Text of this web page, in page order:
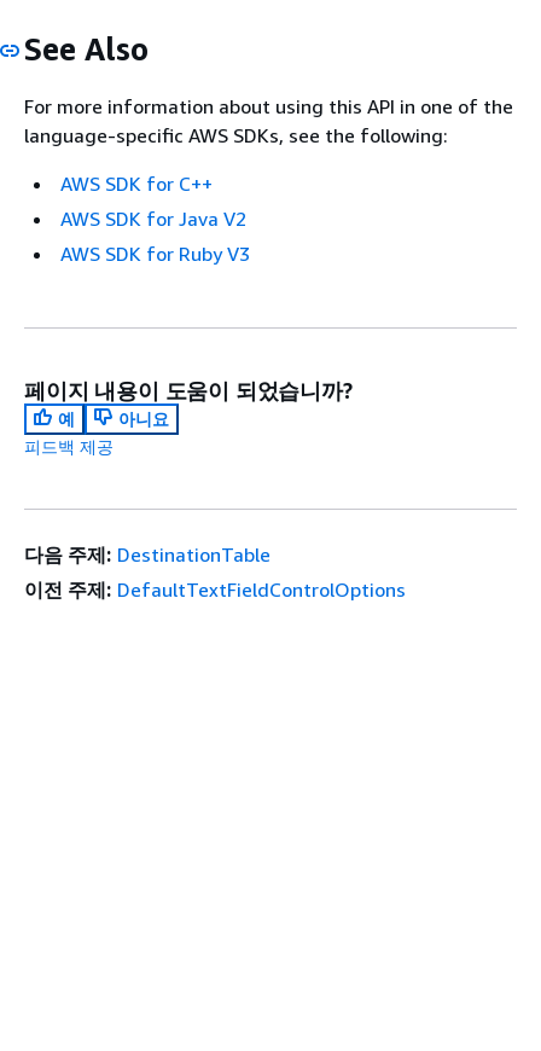
See Also
For more information about using this API in one of the
language-specific AWS SDKs, see the following:
AWS SDK for C++
AWS SDK for Java V2
AWS SDK for Ruby V3
페이지 내용이 도움이 되었습니까?
예
아니요
피드백 제공
다음 주제: DestinationTable
이전 주제: DefaultTextFieldControlOptions